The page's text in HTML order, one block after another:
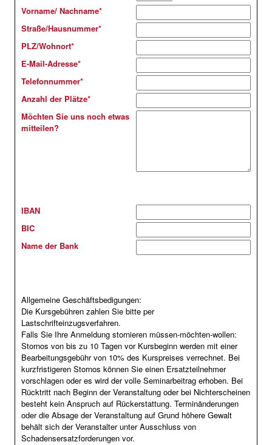
Vorname/ Nachname*
Straße/Hausnummer*
PLZ/Wohnort*
E-Mail-Adresse*
Telefonnummer*
Anzahl der Plätze*
Möchten Sie uns noch etwas
mitteilen?
Bankverbindung
IBAN
BIC
Name der Bank
Allgemeine Geschäftsbedigungen:
Die Kursgebühren zahlen Sie bitte per
Lastschrifteinzugsverfahren.
Falls Sie Ihre Anmeldung stornieren müssen-möchten-wollen:
Stornos von bis zu 10 Tagen vor Kursbeginn werden mit einer
Bearbeitungsgebühr von 10% des Kurspreises verrechnet. Bei
kurzfristigeren Stornos können Sie einen Ersatzteilnehmer
vorschlagen oder es wird der volle Seminarbeitrag erhoben. Bei
Rücktritt nach Beginn der Veranstaltung oder bei Nichterscheinen
besteht kein Anspruch auf Rückerstattung. Terminänderungen
oder die Absage der Veranstaltung auf Grund höhere Gewalt
behält sich der Veranstalter unter Ausschluss von
Schadensersatzforderungen vor.